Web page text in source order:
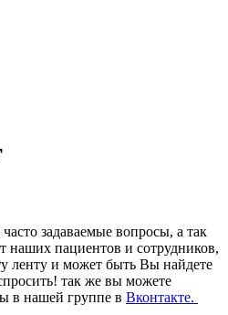
задаваемые вопросы, а так
наших пациентов и сотрудников,
ленту и может быть Вы найдете
так же вы можете
в нашей группе в Вконтакте.